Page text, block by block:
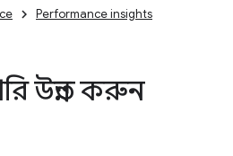
Performance insights
উন্নত করুন